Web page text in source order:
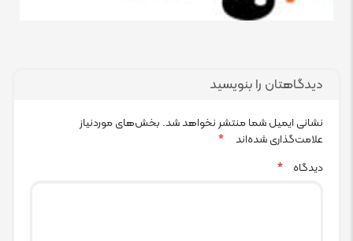
دیدگاهتان را بنویسید
نشانی ایمیل شما منتشر نخواهد شد. بخش‌های موردنیاز
علامت‌گذاری شده‌اند
*
دیدگاه
*